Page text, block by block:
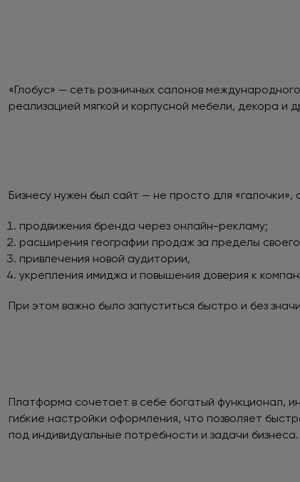
«Глобус» — сеть розничных салонов
реализацией мягкой и корпусной мебели, декора и
Бизнесу нужен был сайт — не просто для
продвижения бренда через онлайн-рекламу;
расширения географии продаж за пределы
привлечения новой аудитории,
укрепления имиджа и повышения доверия к
При этом важно было запуститься быстро и без
Платформа сочетает в себе богатый функционал,
гибкие настройки оформления, что позволяет
под индивидуальные потребности и задачи бизнеса.